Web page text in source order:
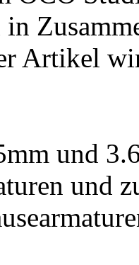
Artikel
und
und